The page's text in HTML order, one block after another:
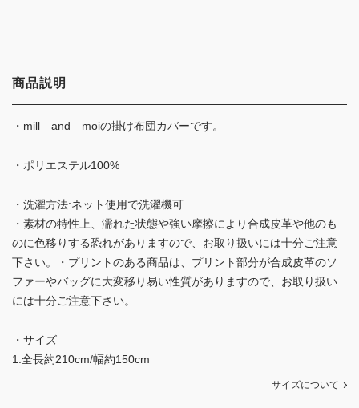
商品説明
・mill and moiの掛け布団カバーです。
・ポリエステル100%
・洗濯方法:ネット使用で洗濯機可
・素材の特性上、濡れた状態や強い摩擦により合成皮革や他のも
のに色移りする恐れがありますので、お取り扱いには十分ご注意
下さい。・プリントのある商品は、プリント部分が合成皮革のソ
ファーやバッグに大変移り易い性質がありますので、お取り扱い
には十分ご注意下さい。
・サイズ
1:全長約210cm/幅約150cm
サイズについて